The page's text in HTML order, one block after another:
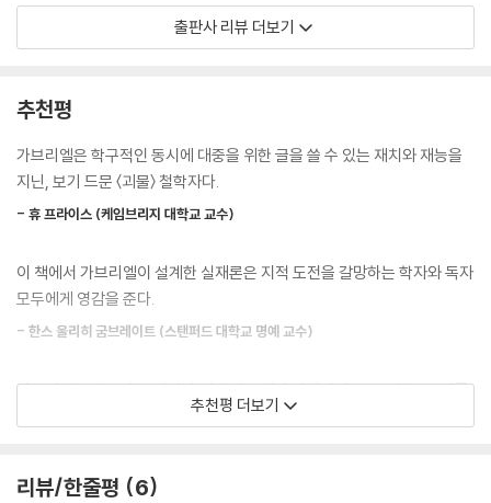
있다면, 우리는 우리의 가치 시스템을 제대로 안정화할 수 없다. 그러면 인
--- p.22
정신이란 〈인간은 누구인가〉에 관한 표상에 비추어 삶을 꾸려 가는 능력이
--- p.23
그런데 오늘날 인간의 개념은 위험에 처했다. 디지털 시대는 한때 인간의
특권이었던 지능적인 방식의 문제 해결이 많은 분야에서 기계들에 의해 더
순화하기 위해 제작한 것들이다.
--- p.23～24
다른 한편으로 나는 우리 인간의 지능 자체가 인공지능의 한 사례라고 주
이러한 문제의식에서 출발해 이 책은 우리 시대에 만연한 커다란 두 가지
사유 오류에 맞선다. 하나는 우리가 실재를 이러저러하게 위조하므로 있는
고 간주하는 인공지능 기술의 바탕에 깔린 견해다. 이는 각각 디지털 시대
에 실재를 마주할 필요가 없다는 변명을 정당화하며, 우리의 삶과 미래를
컴퓨터 프로그램에 위임할 수 있다는 환상을 내포하고 있다는 점에서 위험
하다.
성주의를 물리친다. 신실재론에 따르면, 우리는 실재의 일부이며, 감각은
우리 자신이 아닌 실재하는 것과의 접촉을 이루어 냄으로써 실재를 인식한
다. 〈생각하기는 우리와 실재 사이의 인터페이스다.〉 가브리엘은 이와 같이
인공지능 지지자들에 의해 과장된 일부 주장과 달리, 가브리엘은 인공지능
이 인간지능의 복제본이 아닌 사유 모형이라고 주장한다. 〈생각이란 무엇
다. 인공지능은 우리가 논리 법칙에 기초하는 알고리즘으로 인간지능의 일
출판사 리뷰 더보기
추천평
가브리엘은 학구적인 동시에 대중을 위한 글을 쓸 수 있는 재치와 재능을
지닌, 보기 드문 〈괴물〉 철학자다.
- 휴 프라이스 (케임브리지 대학교 교수)
이 책에서 가브리엘이 설계한 실재론은 지적 도전을 갈망하는 학자와 독자
모두에게 영감을 준다.
- 한스 울리히 굼브레이트 (스탠퍼드 대학교 명예 교수)
가브리엘은 인공지능·데이터·기술 담론에서 비평적이고 중요한 목소리를
추천평 더보기
리뷰/한줄평 6